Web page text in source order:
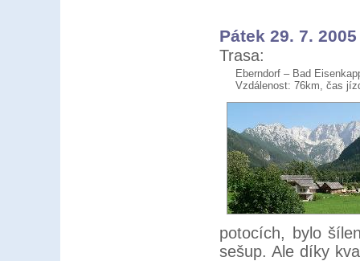
Pátek 29. 7. 2005
Trasa:
Eberndorf – Bad
Vzdálenost: 76km, čas
potocích, bylo
sešup. Ale díky